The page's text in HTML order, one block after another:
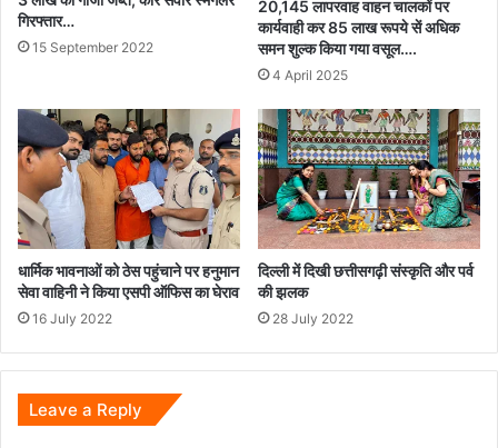
गिरफ्तार…
15 September 2022
20,145 लापरवाह वाहन चालकों पर
कार्यवाही कर 85 लाख रूपये सें अधिक
समन शुल्क किया गया वसूल….
4 April 2025
धार्मिक भावनाओं को ठेस पहुंचाने पर हनुमान
सेवा वाहिनी ने किया एसपी ऑफिस का घेराव
16 July 2022
दिल्ली में दिखी छत्तीसगढ़ी संस्कृति और पर्व
की झलक
28 July 2022
Leave a Reply